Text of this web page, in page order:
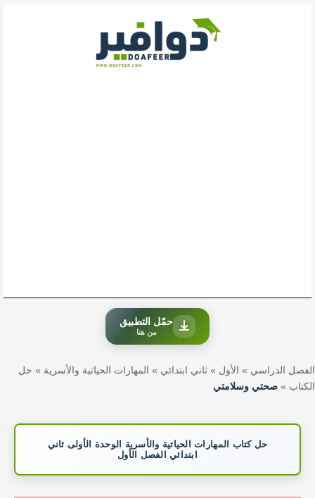
حمّل التطبيق
من هنا
الفصل الدراسي » الأول » ثاني ابتدائي » المهارات الحياتية والأسرية » حل
الكتاب » صحتي وسلامتي
حل كتاب المهارات الحياتية والأسرية الوحدة الأولى ثاني
ابتدائي الفصل الأول